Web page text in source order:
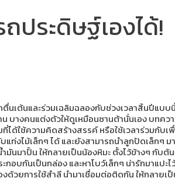
ประดิษฐ์เองได้!
นเต้นและร่วมเฉลิมฉลองกับช่วงเวลาสิ้นปีแ
บางคนแต่งตัวให้ดูเหมือนซานต้านั่นเอง บทค
ได้ใช้ความคิดสร้างสรรค์ หรือใช้เวลาร่วมกั
งไม้เล็กๆ ได้ และยังสามารถนำลูกปัดเล็กๆ
นมาปั้น ให้กลายเป็นน้องหิมะ ตั้งไว้ข้างๆ กั
บกันเป็นกล่อง และหาโบว์เล็กๆ น่ารักมาแป
ด้วยการใช้สำลี นำมาเชื่อมต่อติดกัน ให้กลา